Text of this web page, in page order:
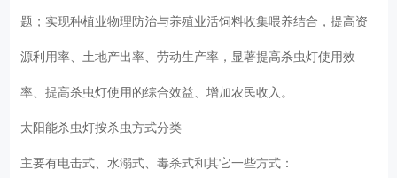
题；实现种植业物理防治与养殖业活饲料收集喂养结合，提高资
源利用率、土地产出率、劳动生产率，显著提高杀虫灯使用效
率、提高杀虫灯使用的综合效益、增加农民收入。
太阳能杀虫灯按杀虫方式分类
主要有电击式、水溺式、毒杀式和其它一些方式：